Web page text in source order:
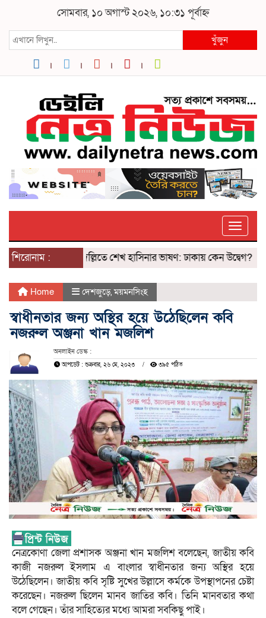
সোমবার, ১০ অগাস্ট ২০২৬, ১০:৩১ পূর্বাহ্ন
খুঁজুন
শিরোনাম : দিল্লিতে শেখ হাসিনার ভাষণ: ঢাকায় কেন উদ্বেগ? ৫
Home দেশজুড়ে,ময়মনসিংহ
স্বাধীনতার জন্য অস্থির হয়ে উঠেছিলেন কবি
নজরুল অঞ্জনা খান মজলিশ
অনলাইন ডেস্ক :
আপডেট : শুক্রবার, ২৬ মে, ২০২৩ ৩৯৫ পঠিত
নেত্রকোণা জেলা প্রশাসক অঞ্জনা খান মজলিশ বলেছেন, জাতীয় কবি
কাজী নজরুল ইসলাম এ বাংলার স্বাধীনতার জন্য অস্থির হয়ে
উঠেছিলেন। জাতীয় কবি সৃষ্টি সুখের উল্লাসে কর্মকে উপস্থাপনের চেষ্টা
করেছেন। নজরুল ছিলেন মানব জাতির কবি। তিনি মানবতার কথা
বলে গেছেন। তাঁর সাহিত্যের মধ্যে আমরা সবকিছু পাই।